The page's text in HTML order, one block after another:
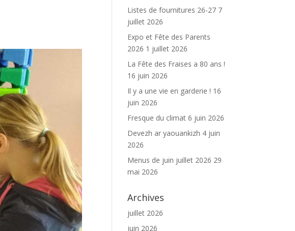
Listes de fournitures 26-27 7
juillet 2026
Expo et Fête des Parents
2026 1 juillet 2026
La Fête des Fraises a 80 ans !
16 juin 2026
Il y a une vie en garderie ! 16
juin 2026
Fresque du climat 6 juin 2026
Devezh ar yaouankizh 4 juin
2026
Menus de juin juillet 2026 29
mai 2026
Archives
juillet 2026
juin 2026